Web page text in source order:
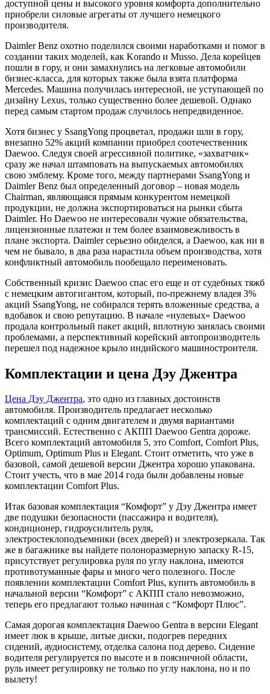
доступной цены и высокого уровня комфорта дополнительно
приобрели силовые агрегаты от лучшего немецкого
производителя.
Daimler Benz охотно поделился своими наработками и помог в
создании таких моделей, как Korando и Musso. Дела корейцев
пошли в гору, и они замахнулись на легковые автомобили
бизнес-класса, для которых также была взята платформа
Mercedes. Машина получилась интересной, не уступающей по
дизайну Lexus, только существенно более дешевой. Однако
перед самым стартом продаж случилось непредвиденное.
Хотя бизнес у SsangYong процветал, продажи шли в гору,
внезапно 52% акций компании приобрел соотечественник
Daewoo. Следуя своей агрессивной политике, «захватчик»
сразу же начал штамповать на выпускаемых автомобилях
свою эмблему. Кроме того, между партнерами SsangYong и
Daimler Benz был определенный договор – новая модель
Chairman, являющаяся прямым конкурентом немецкой
продукции, не должна экспортироваться на рынки сбыта
Daimler. Но Daewoo не интересовали чужие обязательства,
лицензионные платежи и тем более взаимовежливость в
плане экспорта. Daimler серьезно обиделся, а Daewoo, как ни в
чем не бывало, в два раза нарастила объем производства, хотя
конфликтный автомобиль пообещало переименовать.
Собственный кризис Daewoo спас его еще и от судебных тяжб
с немецким автогигантом, который, по-прежнему владея 3%
акций SsangYong, не собирался терять вложенные средства, а
вдобавок и свою репутацию. В начале «нулевых» Daewoo
продала контрольный пакет акций, вплотную занялась своими
проблемами, а перспективный корейский автопроизводитель
перешел под надежное крыло индийского машиностроителя.
Комплектации и цена Дэу Джентра
Цена Дэу Джентра, это одно из главных достоинств
автомобиля. Производитель предлагает несколько
комплектаций с одним двигателем и двумя вариантами
трансмиссий. Естественно с АКПП Daewoo Gentra дороже.
Всего комплектаций автомобиля 5, это Comfort, Comfort Plus,
Optimum, Optimum Plus и Elegant. Стоит отметить, что уже в
базовой, самой дешевой версии Джентра хорошо упакована.
Стоит учесть, что в мае 2014 года были добавлены новые
комплектации Comfort Plus.
Итак базовая комплектация “Комфорт” у Дэу Джентра имеет
две подушки безопасности (пассажира и водителя),
кондиционер, гидроусилитель руля,
электростеклоподъемники (всех дверей) и электрозеркала. Так
же в багажнике вы найдете полоноразмерную запаску R-15,
присутствует регулировка руля по углу наклона, имеются
противотуманные фары и много чего полезного. После
появлении комплектации Comfort Plus, купить автомобиль в
начальной версии “Комфорт” с АКПП стало невозможно,
теперь его предлагают только начиная с “Комфорт Плюс”.
Самая дорогая комплектация Daewoo Gentra в версии Elegant
имеет люк в крыше, литые диски, подогрев передних
сидений, аудиосистему, отделка салона под дерево. Сидение
водителя регулируется по высоте и в поясничной области,
руль имеет регулировку не только по углу наклона, но и по
вылету!